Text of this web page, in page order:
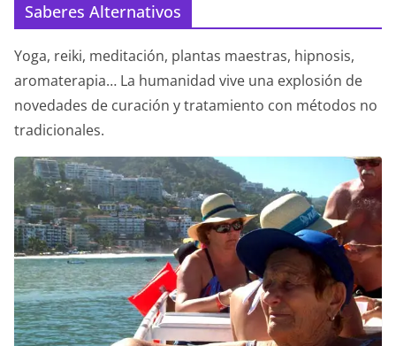
Saberes Alternativos
Yoga, reiki, meditación, plantas maestras, hipnosis,
aromaterapia… La humanidad vive una explosión de
novedades de curación y tratamiento con métodos no
tradicionales.